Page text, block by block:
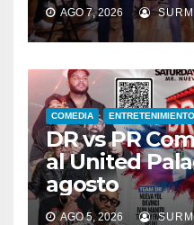
AGO 7, 2026
COMEDIA ENTRETENIMIENTO
DR vs PR
al United
agosto
AGO 5, 2026